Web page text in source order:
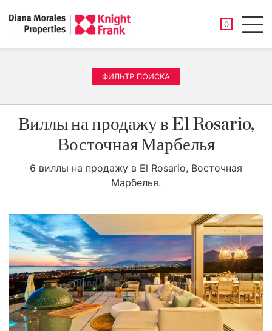
0
ФИЛЬТР ПОИСКА
Виллы на продажу в El Rosario,
Восточная Марбелья
6 виллы на продажу в El Rosario, Восточная
Марбелья.